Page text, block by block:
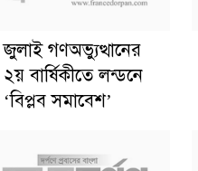
জুলাই গণঅভ্যুত্থানের
২য় বার্ষিকীতে লন্ডনে
‘বিপ্লব সমাবেশ’